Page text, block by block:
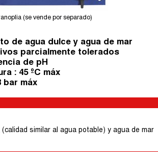
(se vende por separado)
de agua dulce y agua de mar
parcialmente tolerados
de pH
: 45 ºC máx
bar máx
similar al agua potable) y agua de mar